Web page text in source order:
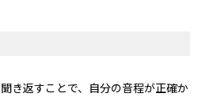
き返すことで、自分の音程が正確か